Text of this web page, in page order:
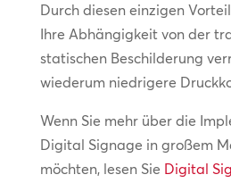
Durch diesen einzigen
Ihre Abhängigkeit von der
statischen Beschilderung
wiederum niedrigere
Wenn Sie mehr über die
Digital Signage in großem
möchten, lesen Sie Digital